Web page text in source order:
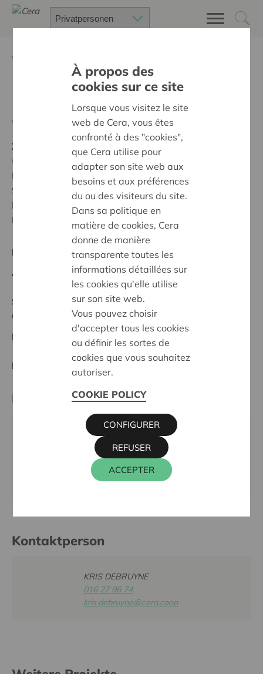
Bildschirm für Schaufenster
Ziel:
Des quartiers chaleureux et bienveillants pour
tous
Durch das Aufstellen eines Bildschirmes im
Schaufenster unseres Geschäftes werden wir
Informationen zu unseren Projekten und Waren den
Kunden mitteilen können.
Regionales Projekt
Anfangsdatum:23/10/2025
Stand :
Complete
Ostbelgien
Datum:
23/10/2025
Entscheidung: Approved
Partner
WELTLADEN VOG, BERGSTRASSE 45, 4700 EUPEN
087 74 03 73
weltladen.eupen@gmail.com
www.weltladen.info
Kontaktperson
KRIS DEBRUYNE
016 27 96 74
kris.debruyne@cera.coop
À propos des
cookies sur ce site
Lorsque vous visitez le site
web de Cera, vous êtes
confronté à des "cookies",
que Cera utilise pour
adapter son site web aux
besoins et aux préférences
du ou des visiteurs du site.
Dans sa politique en
matière de cookies, Cera
donne de manière
transparente toutes les
informations détaillées sur
les cookies qu'elle utilise
sur son site web.
Vous pouvez choisir
d'accepter tous les cookies
ou définir les sortes de
cookies que vous souhaitez
autoriser.
COOKIE POLICY
ACCEPTER
REFUSER
CONFIGURER